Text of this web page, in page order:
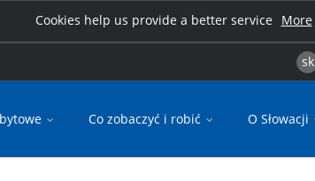
Cookies help us provide a better service More
sk
Co zobaczyć i robić O Słowacji